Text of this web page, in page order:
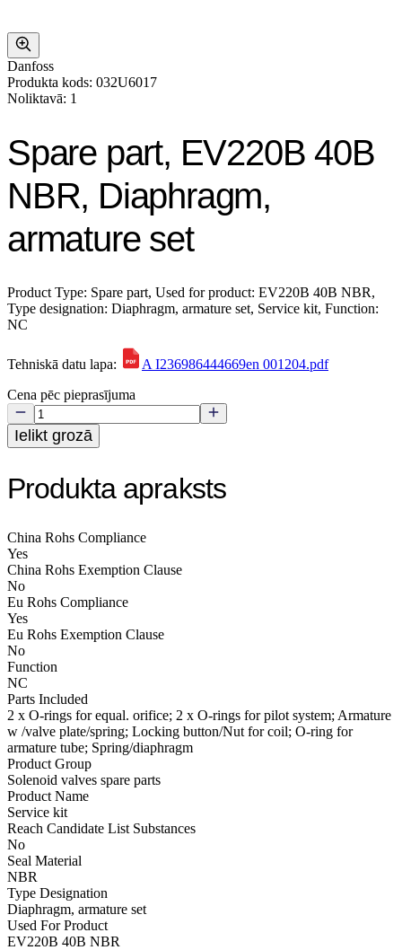
Danfoss
Produkta kods: 032U6017
Noliktavā: 1
Spare part, EV220B 40B
NBR, Diaphragm,
armature set
Product Type: Spare part, Used for product: EV220B 40B NBR,
Type designation: Diaphragm, armature set, Service kit, Function:
NC
Tehniskā datu lapa:
A I236986444669en 001204.pdf
Cena pēc pieprasījuma
Ielikt grozā
Produkta apraksts
China Rohs Compliance
Yes
China Rohs Exemption Clause
No
Eu Rohs Compliance
Yes
Eu Rohs Exemption Clause
No
Function
NC
Parts Included
2 x O-rings for equal. orifice; 2 x O-rings for pilot system; Armature
w /valve plate/spring; Locking button/Nut for coil; O-ring for
armature tube; Spring/diaphragm
Product Group
Solenoid valves spare parts
Product Name
Service kit
Reach Candidate List Substances
No
Seal Material
NBR
Type Designation
Diaphragm, armature set
Used For Product
EV220B 40B NBR